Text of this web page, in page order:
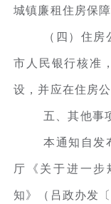
城镇廉租住房保障
（四）住
市人民银行核准
设，并应在住房
五、其他事
本通知自发
厅《关于进一步
知》（吕政办发